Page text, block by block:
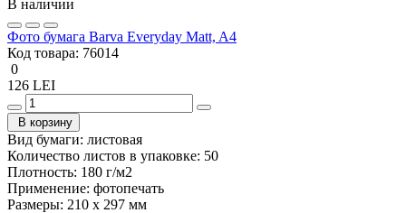
В наличии
Фото бумага Barva Everyday Matt, A4
Код товара: 76014
0
126 LEI
В корзину
Вид бумаги: листовая
Количество листов в упаковке: 50
Плотность: 180 г/м2
Применение: фотопечать
Размеры: 210 х 297 мм